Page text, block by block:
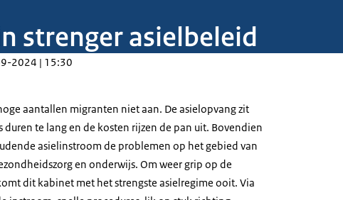
strenger asielbeleid
2024 | 15:30
aantallen migranten niet aan. De asielopvang zit
duren te lang en de kosten rijzen de pan uit. Bovendien
asielinstroom de problemen op het gebied van
en onderwijs. Om weer grip op de
dit kabinet met het strengste asielregime ooit. Via